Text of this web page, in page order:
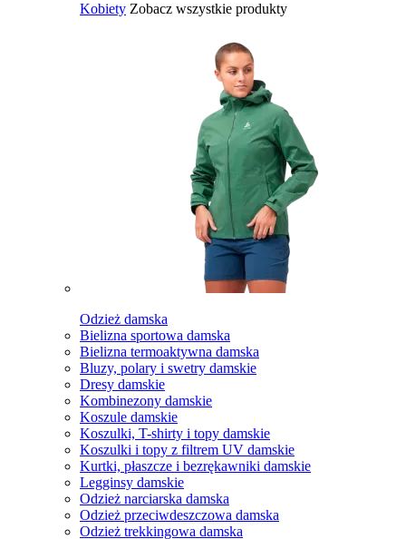
Kobiety Zobacz wszystkie produkty
Odzież damska
Bielizna sportowa damska
Bielizna termoaktywna damska
Bluzy, polary i swetry damskie
Dresy damskie
Kombinezony damskie
Koszule damskie
Koszulki, T-shirty i topy damskie
Koszulki i topy z filtrem UV damskie
Kurtki, płaszcze i bezrękawniki damskie
Legginsy damskie
Odzież narciarska damska
Odzież przeciwdeszczowa damska
Odzież trekkingowa damska